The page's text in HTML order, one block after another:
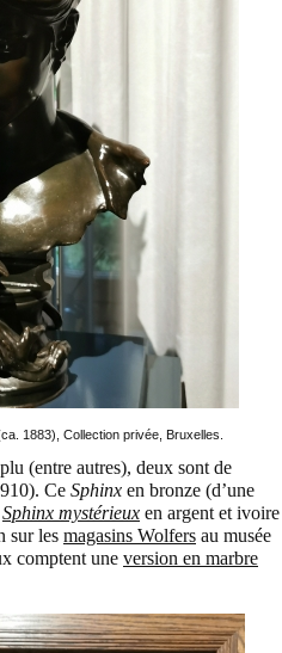
1883), Collection privée, Bruxelles.
(entre autres), deux sont de
Ce Sphinx en bronze (d’une
Sphinx mystérieux en argent et ivoire
sur les magasins Wolfers au musée
comptent une version en marbre